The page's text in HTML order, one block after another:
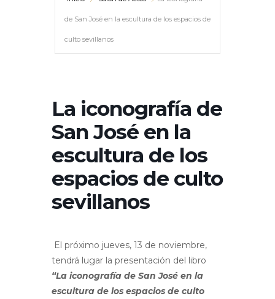
de San José en la escultura de los espacios de
culto sevillanos
La iconografía de
San José en la
escultura de los
espacios de culto
sevillanos
El próximo jueves, 13 de noviembre,
tendrá lugar la presentación del libro
“La iconografía de San José en la
escultura de los espacios de culto